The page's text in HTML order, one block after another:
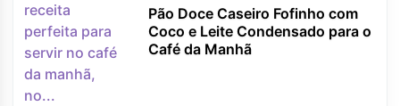
Pão Doce Caseiro Fofinho com
Coco e Leite Condensado para o
Café da Manhã